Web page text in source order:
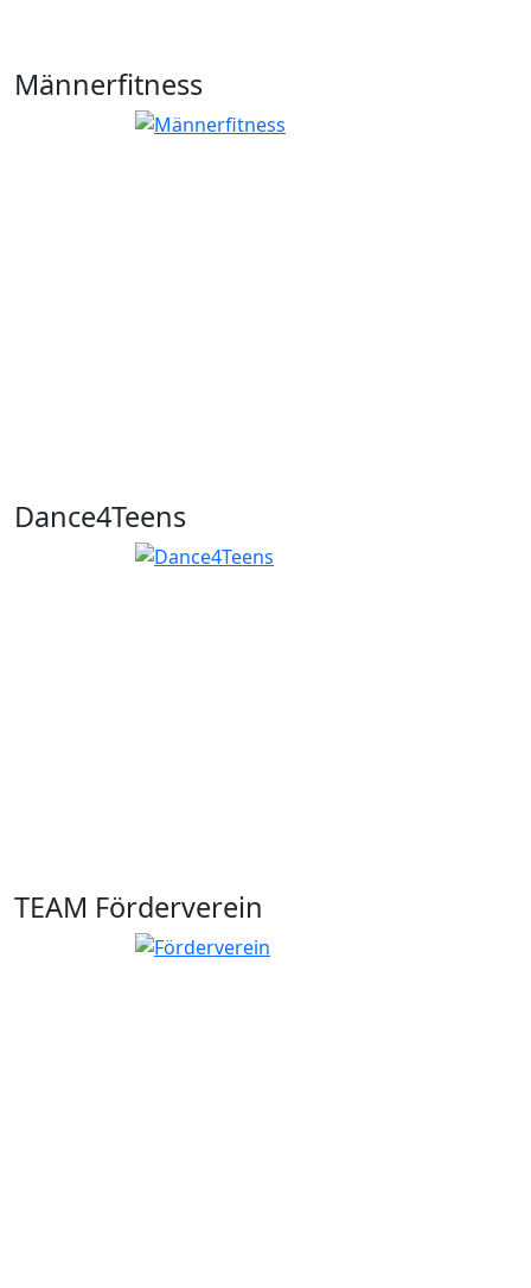
Männerfitness
Dance4Teens
TEAM Förderverein